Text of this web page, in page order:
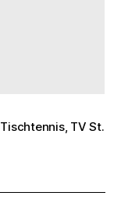
Tischtennis, TV St.